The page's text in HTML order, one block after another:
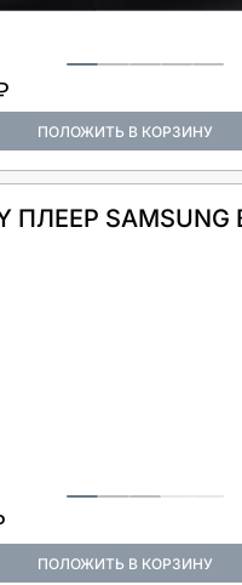
ПЛЕЕР SAMSUNG